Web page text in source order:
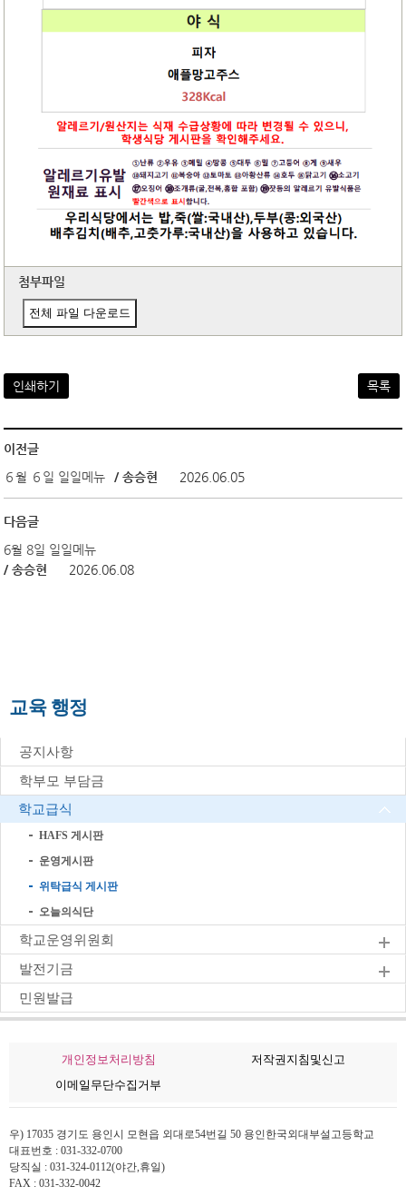
첨부파일
전체 파일 다운로드
인쇄하기 목록
이전글
６월 ６일 일일메뉴
/ 송승현 2026.06.05
다음글
6월 8일 일일메뉴
/ 송승현
2026.06.08
교육 행정
공지사항
학부모 부담금
학교급식
HAFS 게시판
운영게시판
위탁급식 게시판
오늘의식단
학교운영위원회
발전기금
민원발급
개인정보처리방침
저작권지침및신고
이메일무단수집거부
우) 17035 경기도 용인시 모현읍 외대로54번길 50 용인한국외대부설고등학교
대표번호 : 031-332-0700
당직실 : 031-324-0112(야간,휴일)
FAX : 031-332-0042